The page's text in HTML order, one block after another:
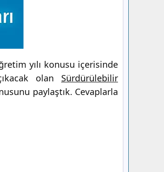
yılı konusu içerisinde
olan Sürdürülebilir
paylaştık. Cevaplarla